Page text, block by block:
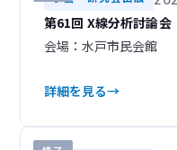
第61回 X線分析討論会
会場：水戸市民会館
詳細を見る